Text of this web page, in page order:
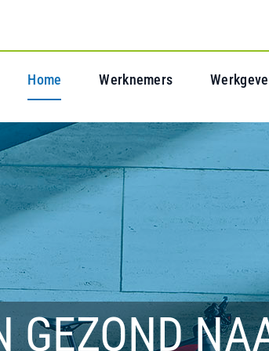
Home Werknemers
GEZOND